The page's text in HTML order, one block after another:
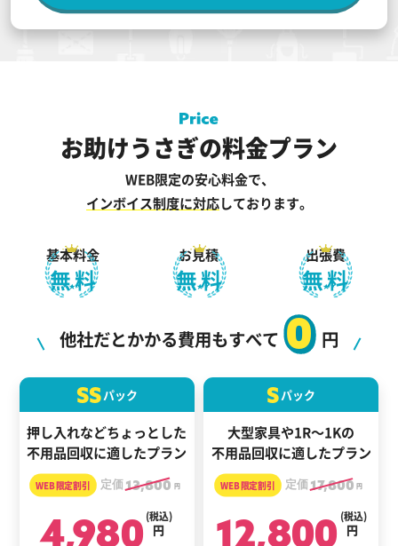
お助けうさぎの料金プラン
WEB限定の安心料金で、
インボイス制度に対応しております。
基本料金
無料
お見積
無料
出張費
無料
他社だとかかる費用もすべて
0
円
SSパック
押し入れなどちょっとした
不用品回収に適したプラン
定価13,800 円
4,980 円
(税込)
Sパック
大型家具や1R～1Kの
不用品回収に適したプラン
定価17,800 円
12,800 円
(税込)